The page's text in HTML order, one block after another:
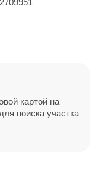
картой на
поиска участка